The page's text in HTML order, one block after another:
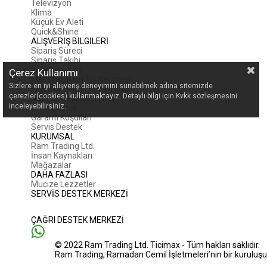
Televizyon
Klima
Küçük Ev Aleti
Quick&Shine
ALIŞVERİŞ BİLGİLERİ
Sipariş Süreci
Sipariş Takibi
İade Koşulları
Mesafeli Satış Sözleşmesi
Kişisel Verilerin Korunması
MÜŞTERİ HİZMETLERİ
Canlı Destek
Garanti Koşulları
Servis Destek
KURUMSAL
Ram Trading Ltd.
İnsan Kaynakları
Mağazalar
DAHA FAZLASI
Mucize Lezzetler
SERVİS DESTEK MERKEZİ
ÇAĞRI DESTEK MERKEZİ
© 2022 Ram Trading Ltd. Ticimax - Tüm hakları saklıdır.
Ram Trading, Ramadan Cemil İşletmeleri’nin bir
Çerez Kullanımı
Sizlere en iyi alışveriş deneyimini sunabilmek adına sitemizde
çerezler(cookies) kullanmaktayız. Detaylı bilgi için Kvkk sözleşmesini
inceleyebilirsiniz.